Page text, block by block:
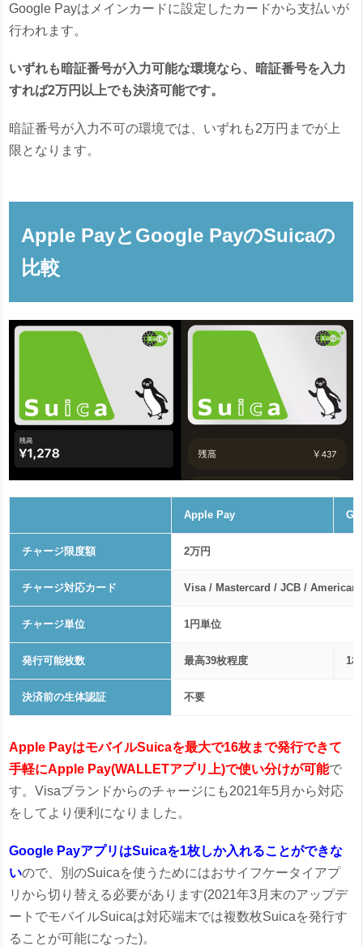
Google Payはメインカードに設定したカードから支払いが
行われます。
いずれも暗証番号が入力可能な環境なら、暗証番号を入力
すれば2万円以上でも決済可能です。
暗証番号が入力不可の環境では、いずれも2万円までが上
限となります。
Apple PayとGoogle PayのSuicaの
比較
Apple Pay
チャージ限度額 2万円
チャージ対応カード Visa / Mastercard / JCB / American
チャージ単位 1円単位
発行可能枚数 最高39枚程度 1枚
決済前の生体認証 不要
Apple PayはモバイルSuicaを最大で16枚まで発行できて
手軽にApple Pay(WALLETアプリ上)で使い分けが可能で
す。Visaブランドからのチャージにも2021年5月から対応
をしてより便利になりました。
Google PayアプリはSuicaを1枚しか入れることができな
いので、別のSuicaを使うためにはおサイフケータイアプ
リから切り替える必要があります(2021年3月末のアップデ
ートでモバイルSuicaは対応端末では複数枚Suicaを発行す
ることが可能になった)。